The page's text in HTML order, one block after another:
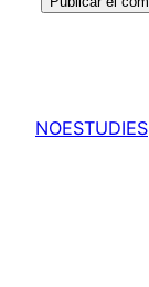
NOESTUDIES